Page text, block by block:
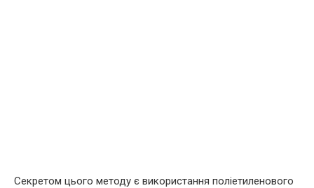
Секретом цього методу є використання поліетиленового